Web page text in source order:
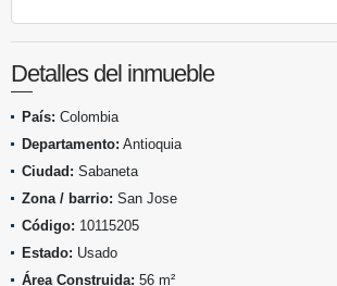
Detalles del inmueble
País: Colombia
Departamento: Antioquia
Ciudad: Sabaneta
Zona / barrio: San Jose
Código: 10115205
Estado: Usado
Área Construida: 56 m²